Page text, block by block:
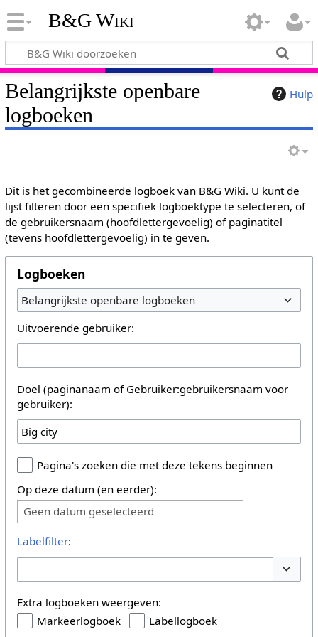
B&G Wiki
Hulp
Belangrijkste openbare
logboeken
Dit is het gecombineerde logboek van B&G Wiki. U kunt de
lijst filteren door een specifiek logboektype te selecteren, of
de gebruikersnaam (hoofdlettergevoelig) of paginatitel
(tevens hoofdlettergevoelig) in te geven.
Logboeken
Belangrijkste openbare logboeken
Uitvoerende gebruiker:
Doel (paginanaam of Gebruiker:gebruikersnaam voor
gebruiker):
Pagina's zoeken die met deze tekens beginnen
Op deze datum (en eerder):
Geen datum geselecteerd
Labelfilter:
Extra logboeken weergeven:
Markeerlogboek
Labellogboek